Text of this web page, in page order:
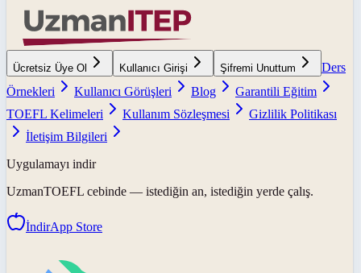
Ücretsiz Üye Ol Kullanıcı Girişi Şifremi Unuttum
Ders
Örnekleri
Kullanıcı Görüşleri Blog
Garantili Eğitim
TOEFL Kelimeleri
Kullanım Sözleşmesi
Gizlilik Politikası
İletişim Bilgileri
Uygulamayı indir
UzmanTOEFL cebinde — istediğin an, istediğin yerde çalış.
İndirApp Store